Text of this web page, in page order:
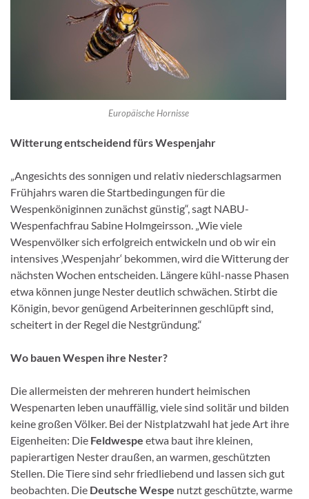
Europäische Hornisse
Witterung entscheidend fürs Wespenjahr
„Angesichts des sonnigen und relativ niederschlagsarmen
Frühjahrs waren die Startbedingungen für die
Wespenköniginnen zunächst günstig“, sagt NABU-
Wespenfachfrau Sabine Holmgeirsson. „Wie viele
Wespenvölker sich erfolgreich entwickeln und ob wir ein
intensives ‚Wespenjahr‘ bekommen, wird die Witterung der
nächsten Wochen entscheiden. Längere kühl-nasse Phasen
etwa können junge Nester deutlich schwächen. Stirbt die
Königin, bevor genügend Arbeiterinnen geschlüpft sind,
scheitert in der Regel die Nestgründung.“
Wo bauen Wespen ihre Nester?
Die allermeisten der mehreren hundert heimischen
Wespenarten leben unauffällig, viele sind solitär und bilden
keine großen Völker. Bei der Nistplatzwahl hat jede Art ihre
Eigenheiten: Die Feldwespe etwa baut ihre kleinen,
papierartigen Nester draußen, an warmen, geschützten
Stellen. Die Tiere sind sehr friedliebend und lassen sich gut
beobachten. Die Deutsche Wespe nutzt geschützte, warme